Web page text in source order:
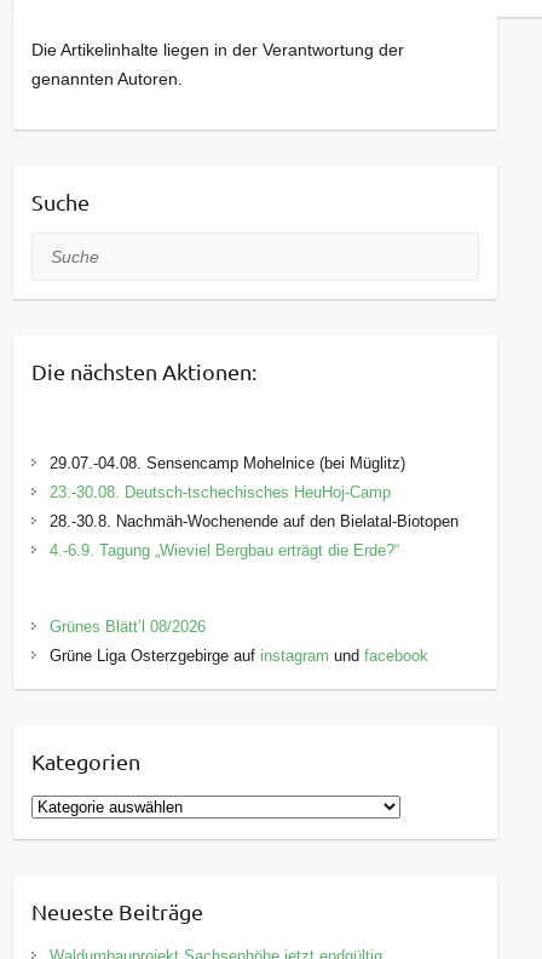
Die Artikelinhalte liegen in der Verantwortung der
genannten Autoren.
Suche
Suche
Die nächsten Aktionen:
29.07.-04.08. Sensencamp Mohelnice (bei Müglitz)
23.-30.08. Deutsch-tschechisches HeuHoj-Camp
28.-30.8. Nachmäh-Wochenende auf den Bielatal-Biotopen
4.-6.9. Tagung „Wieviel Bergbau erträgt die Erde?“
Grünes Blätt’l 08/2026
Grüne Liga Osterzgebirge auf instagram undfacebook
Kategorien
K
a
g
o
Neueste Beiträge